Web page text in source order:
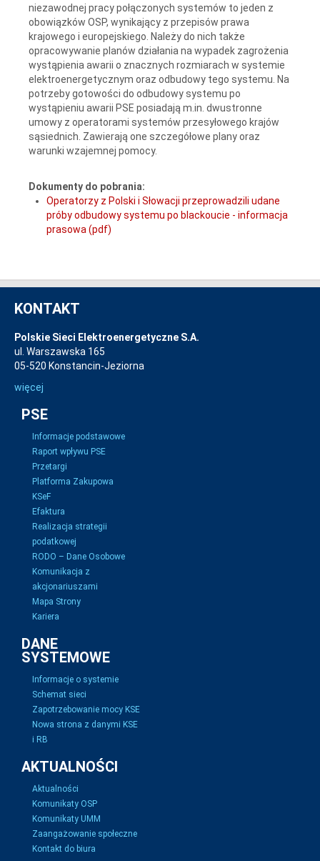
niezawodnej pracy połączonych systemów to jeden z
obowiązków OSP, wynikający z przepisów prawa
krajowego i europejskiego. Należy do nich także
opracowywanie planów działania na wypadek zagrożenia
wystąpienia awarii o znacznych rozmiarach w systemie
elektroenergetycznym oraz odbudowy tego systemu. Na
potrzeby gotowości do odbudowy systemu po
wystąpieniu awarii PSE posiadają m.in. dwustronne
umowy z operatorami systemów przesyłowego krajów
sąsiednich. Zawierają one szczegółowe plany oraz
warunki wzajemnej pomocy.
Dokumenty do pobrania:
Operatorzy z Polski i Słowacji przeprowadzili udane
próby odbudowy systemu po blackoucie - informacja
prasowa (pdf)
KONTAKT
Polskie Sieci Elektroenergetyczne S.A.
ul. Warszawska 165
05-520 Konstancin-Jeziorna
więcej
PSE
Informacje podstawowe
Raport wpływu PSE
Przetargi
Platforma Zakupowa
KSeF
Efaktura
Realizacja strategii
podatkowej
RODO – Dane Osobowe
Komunikacja z
akcjonariuszami
Mapa Strony
Kariera
DANE
SYSTEMOWE
Informacje o systemie
Schemat sieci
Zapotrzebowanie mocy KSE
Nowa strona z danymi KSE
i RB
AKTUALNOŚCI
Aktualności
Komunikaty OSP
Komunikaty UMM
Zaangażowanie społeczne
Kontakt do biura